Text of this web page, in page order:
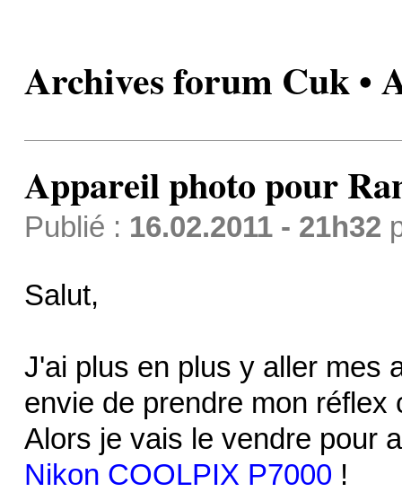
Archives forum Cuk •
Appareil photo pour
Publié : 16.02.2011 - 21h32
Salut,
J'ai plus en plus y aller mes
envie de prendre mon
Alors je vais le vendre pour
Nikon COOLPIX P7000 !